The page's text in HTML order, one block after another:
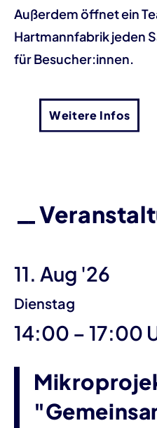
Außerdem öffnet ein
Hartmannfabrik jeden
für Besucher:innen.
Weitere Infos
11. Aug '26
Dienstag
14:00 – bis
17:00